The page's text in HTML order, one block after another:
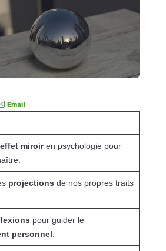
effet miroiren psychologie pour
projections de nos propres traits
pour guider le
personnel